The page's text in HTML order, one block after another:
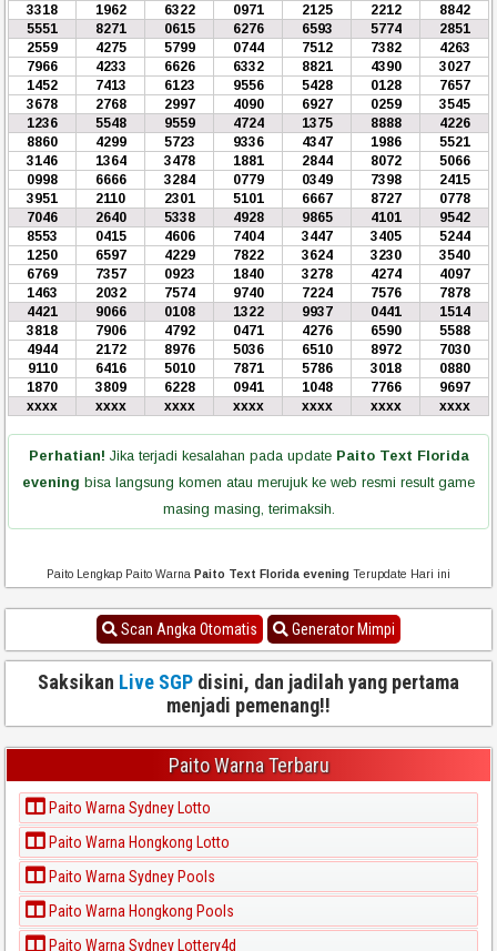
3318
1962 6322 0971 2125 2212
8842
5551
8271 0615 6276 6593 5774
2851
2559
4275 5799 0744 7512 7382
4263
7966
4233 6626 6332 8821 4390
3027
1452
7413 6123 9556 5428 0128
7657
3678
2768 2997 4090 6927 0259
3545
1236
5548 9559 4724 1375 8888
4226
8860
4299 5723 9336 4347 1986
5521
3146
1364 3478 1881 2844 8072
5066
0998
6666 3284 0779 0349 7398
2415
3951
2110 2301 5101 6667 8727
0778
7046
2640 5338 4928 9865 4101
9542
8553
0415 4606 7404 3447 3405
5244
1250
6597 4229 7822 3624 3230
3540
6769
7357 0923 1840 3278 4274
4097
1463
2032 7574 9740 7224 7576
7878
4421
9066 0108 1322 9937 0441
1514
3818
7906 4792 0471 4276 6590
5588
4944
2172 8976 5036 6510 8972
7030
9110
6416 5010 7871 5786 3018
0880
1870
3809 6228 0941 1048 7766
9697
xxxx
xxxx xxxx xxxx xxxx xxxx xxxx
Perhatian! Jika terjadi kesalahan pada updatePaito Text Florida
evening bisa langsung komen atau merujuk ke web resmi result game
masing masing, terimaksih.
Paito Lengkap Paito Warna Paito Text Florida evening Terupdate Hari ini
Scan Angka Otomatis Generator Mimpi
Saksikan Live SGP disini, dan jadilah yang pertama
menjadi pemenang!!
Paito Warna Terbaru
Paito Warna Sydney Lotto
Paito Warna Hongkong Lotto
Paito Warna Sydney Pools
Paito Warna Hongkong Pools
Paito Warna Sydney Lottery4d